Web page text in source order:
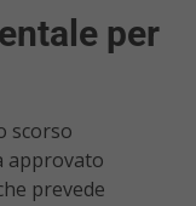
per
scorso
approvato
prevede